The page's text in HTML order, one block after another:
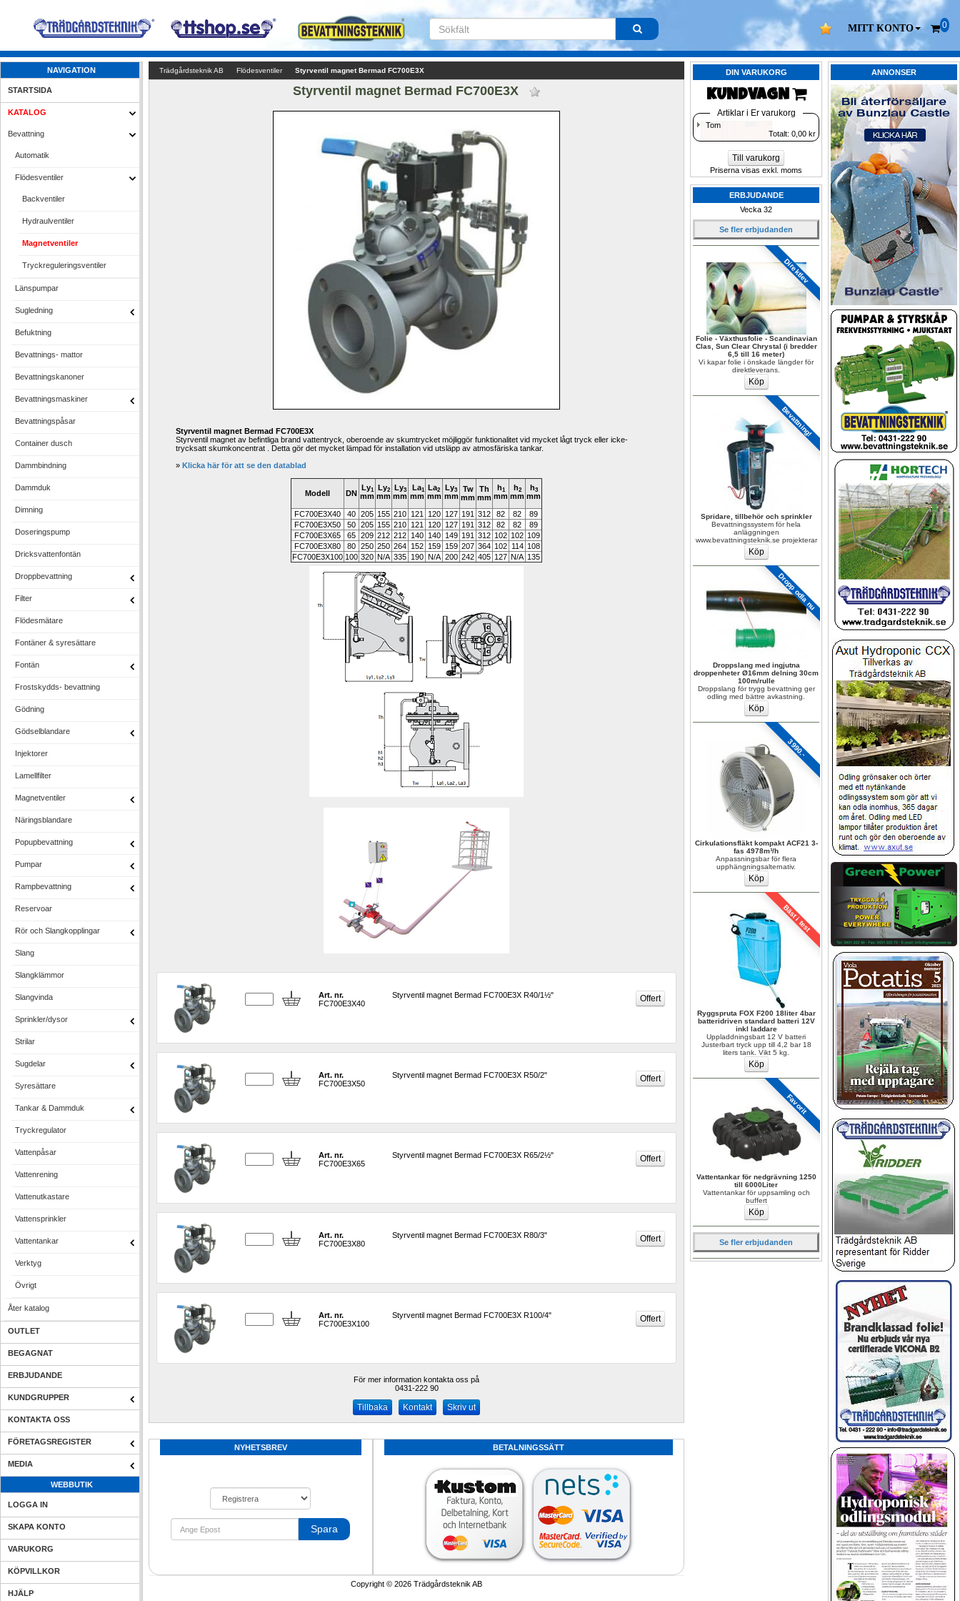
MITT KONTO 0
NAVIGATION
STARTSIDA
KATALOG
Bevattning
Automatik
Flödesventiler
Backventiler
Hydraulventiler
Magnetventiler
Tryckreguleringsventiler
Länspumpar
Sugledning
Befuktning
Bevattnings- mattor
Bevattningskanoner
Bevattningsmaskiner
Bevattningspåsar
Container dusch
Dammbindning
Dammduk
Dimning
Doseringspump
Dricksvattenfontän
Droppbevattning
Filter
Flödesmätare
Fontäner & syresättare
Fontän
Frostskydds- bevattning
Gödning
Gödselblandare
Injektorer
Lamellfilter
Magnetventiler
Näringsblandare
Popupbevattning
Pumpar
Rampbevattning
Reservoar
Rör och Slangkopplingar
Slang
Slangklämmor
Slangvinda
Sprinkler/dysor
Strilar
Sugdelar
Syresättare
Tankar & Dammduk
Tryckregulator
Vattenpåsar
Vattenrening
Vattenutkastare
Vattensprinkler
Vattentankar
Verktyg
Övrigt
Åter katalog
OUTLET
BEGAGNAT
ERBJUDANDE
KUNDGRUPPER
KONTAKTA OSS
FÖRETAGSREGISTER
MEDIA
WEBBUTIK
LOGGA IN
SKAPA KONTO
VARUKORG
KÖPVILLKOR
HJÄLP
ANNONSER
DIN VARUKORG
KUNDVAGN
Artiklar i Er varukorg
Tom
Totalt: 0,00 kr
Till varukorg
Priserna visas exkl. moms
ERBJUDANDE
Vecka 32
Se fler erbjudanden
Direktlev
Folie - Växthusfolie - Scandinavian
Clas, Sun Clear Chrystal (i bredder
6,5 till 16 meter)
Vi kapar folie i önskade längder för
direktleverans.
Bevattning!
Spridare, tillbehör och sprinkler
Bevattningssystem för hela
anläggningen
www.bevattningsteknik.se projekterar
Dropp odla nu
Droppslang med ingjutna
droppenheter Ø16mm delning 30cm
100m/rulle
Droppslang för trygg bevattning ger
odling med bättre avkastning.
3990.-
Cirkulationsfläkt kompakt ACF21 3-
fas 4978m³/h
Anpassningsbar för flera
upphängningsalternativ.
Bäst i test
Ryggspruta FOX F200 18liter 4bar
batteridriven standard batteri 12V
inkl laddare
Uppladdningsbart 12 V batteri
Justerbart tryck upp till 4,2 bar 18
liters tank. Vikt 5 kg.
Favorit
Vattentankar för nedgrävning 1250
till 6000Liter
Vattentankar för uppsamling och
buffert
Se fler erbjudanden
Trädgårdsteknik AB Flödesventiler Styrventil magnet Bermad FC700E3X
Styrventil magnet Bermad FC700E3X
Styrventil magnet Bermad FC700E3X
Styrventil magnet av befintliga brand vattentryck, oberoende av skumtrycket möjliggör funktionalitet vid mycket lågt tryck eller icke-
trycksatt skumkoncentrat . Detta gör det mycket lämpad för installation vid utsläpp av atmosfäriska tankar.
» Klicka här för att se den datablad
Modell DN
Ly1
mm
Ly2
mm
Ly3
mm
La1
mm
La2
mm
Ly3
mm
Tw
mm
Th
mm
h1
mm
h2
mm
h3
mm
FC700E3X40 40 205 155 210 121 120 127 191 312 82 82
89
FC700E3X50
50 205 155 210 121 120 127 191 312 82 82
89
FC700E3X65
65 209 212 212 140 140 149 191 312 102 102 109
FC700E3X80
80 250 250 264 152 159 159 207 364 102 114 108
FC700E3X100 100 320 N/A 335 190 N/A 200 242 405 127 N/A 135
Art. nr.
FC700E3X40
Styrventil magnet Bermad FC700E3X R40/1½"
Art. nr.
FC700E3X50
Styrventil magnet Bermad FC700E3X R50/2"
Art. nr.
FC700E3X65
Styrventil magnet Bermad FC700E3X R65/2½"
Art. nr.
FC700E3X80
Styrventil magnet Bermad FC700E3X R80/3"
Art. nr.
FC700E3X100
Styrventil magnet Bermad FC700E3X R100/4"
För mer information kontakta oss på
0431-222 90
Kontakt Skriv ut
NYHETSBREV
Spara
BETALNINGSSÄTT
Copyright © 2026 Trädgårdsteknik AB